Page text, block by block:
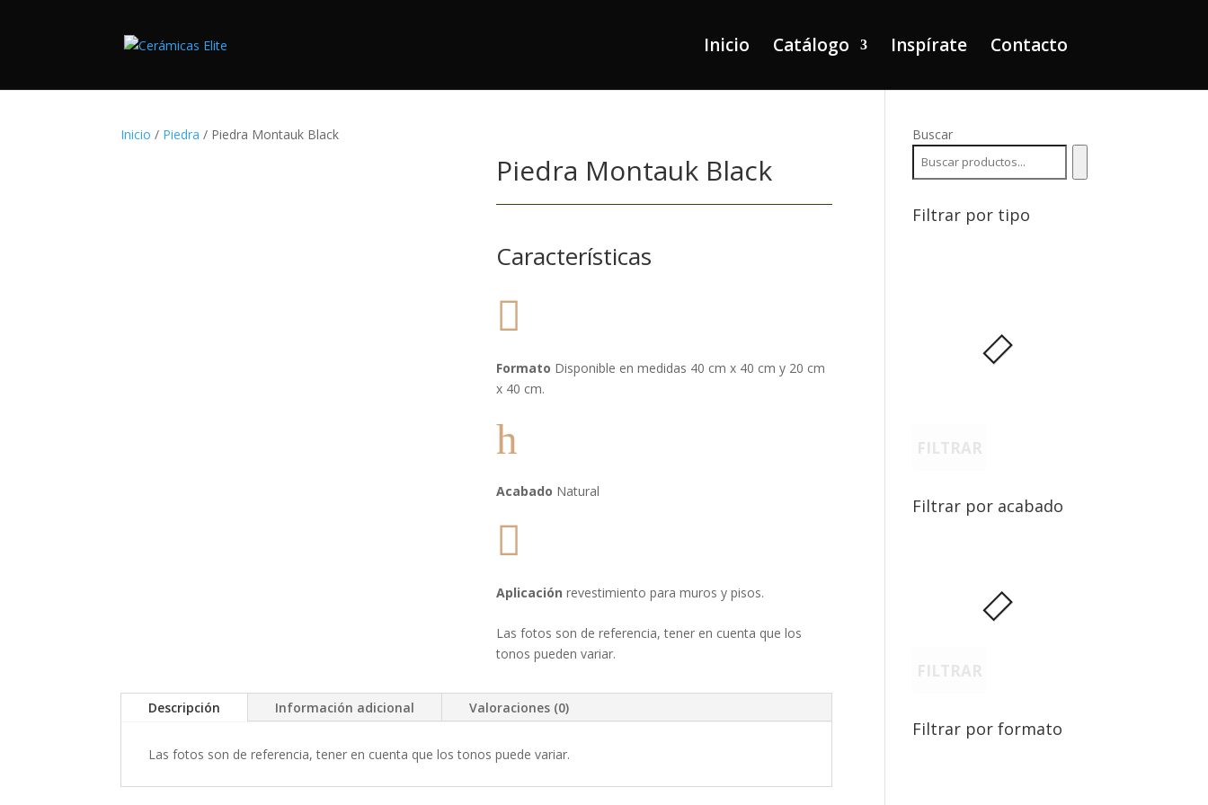
Inicio Catálogo Inspírate Contacto
Inicio / Piedra / Piedra Montauk Black
Piedra Montauk Black
Características

Formato Disponible en medidas 40 cm x 40 cm y 20 cm
x 40 cm.
h
Acabado Natural

Aplicación revestimiento para muros y pisos.
Las fotos son de referencia, tener en cuenta que los
tonos pueden variar.
Descripción Información adicional Valoraciones (0)
Las fotos son de referencia, tener en cuenta que los tonos puede variar.
Buscar
Filtrar por tipo
Filtrar por acabado
Filtrar por formato